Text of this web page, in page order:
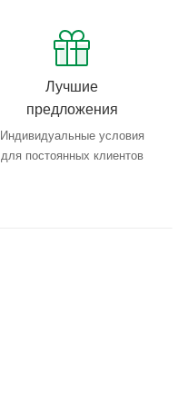
Лучшие
предложения
Индивидуальные условия
для постоянных клиентов